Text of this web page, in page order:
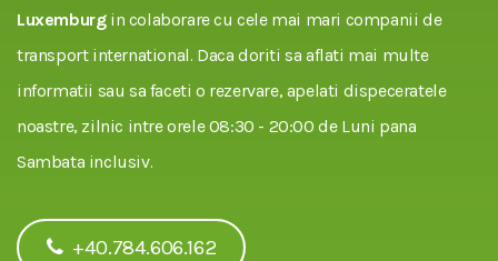
Luxemburgin colaborare cu cele mai mari companii de
transport international. Daca doriti sa aflati mai multe
informatii sau sa faceti o rezervare, apelati dispeceratele
noastre, zilnic intre orele 08:30 - 20:00 de Luni pana
Sambata inclusiv.
+40.784.606.162